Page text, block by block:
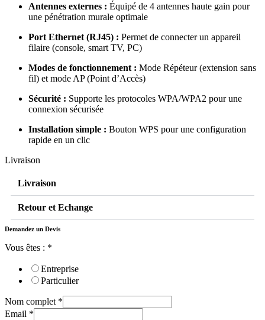
Antennes externes : Équipé de 4 antennes haute gain pour
une pénétration murale optimale
Port Ethernet (RJ45) : Permet de connecter un appareil
filaire (console, smart TV, PC)
Modes de fonctionnement : Mode Répéteur (extension sans
fil) et mode AP (Point d’Accès)
Sécurité : Supporte les protocoles WPA/WPA2 pour une
connexion sécurisée
Installation simple : Bouton WPS pour une configuration
rapide en un clic
Livraison
Livraison
Retour et Echange
Demandez un Devis
Vous êtes : *
Entreprise
Particulier
Nom complet *
Email *